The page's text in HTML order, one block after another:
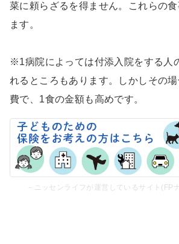
菜に頼らざるを得ません。これらの
ます。
※1病院によっては付添入院をする人
れるところもあります。しかしその
費で、1食の金額も高めです。
－ニッセンライフが運営しているサイト(FP